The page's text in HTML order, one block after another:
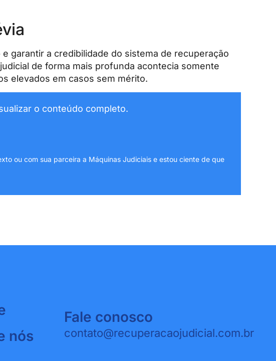
garantir a credibilidade do sistema de recuperação
de forma mais profunda acontecia somente
elevados em casos sem mérito.
o conteúdo completo.
ou com sua parceira a Máquinas Judiciais e estou ciente de que
nós
Fale conosco
contato@recuperacaojudicial.com.br